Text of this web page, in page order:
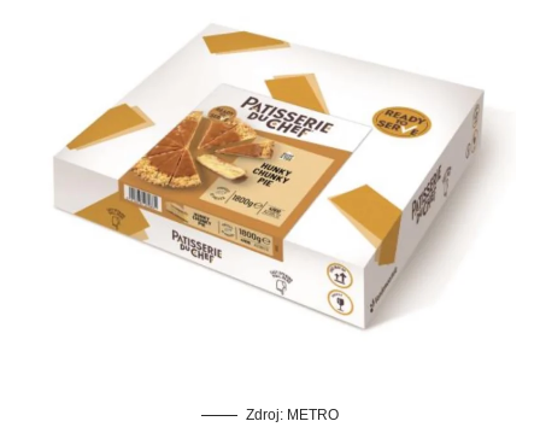
Zdroj: METRO